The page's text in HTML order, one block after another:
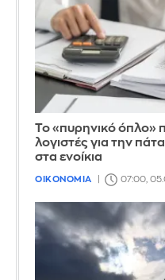
Το «πυρηνικό όπλο»
λογιστές για την
στα ενοίκια
ΟΙΚΟΝΟΜΙΑ 07:00,